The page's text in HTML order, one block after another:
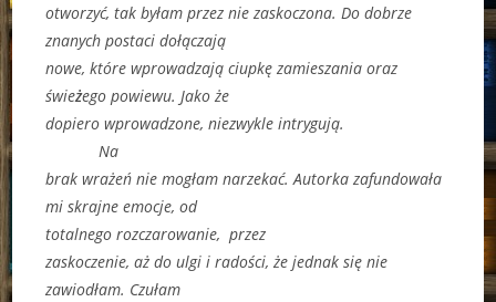
otworzyć, tak byłam przez nie zaskoczona. Do dobrze
znanych postaci dołączają
nowe, które wprowadzają ciupkę zamieszania oraz
świeżego powiewu. Jako że
dopiero wprowadzone, niezwykle intrygują.
Na
brak wrażeń nie mogłam narzekać. Autorka zafundowała
mi skrajne emocje, od
totalnego rozczarowanie, przez
zaskoczenie, aż do ulgi i radości, że jednak się nie
zawiodłam. Czułam